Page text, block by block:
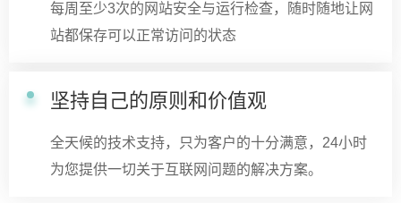
每周至少3次的网站安全与运行检查，随时随地让网
站都保存可以正常访问的状态
坚持自己的原则和价值观
全天候的技术支持，只为客户的十分满意，24小时
为您提供一切关于互联网问题的解决方案。